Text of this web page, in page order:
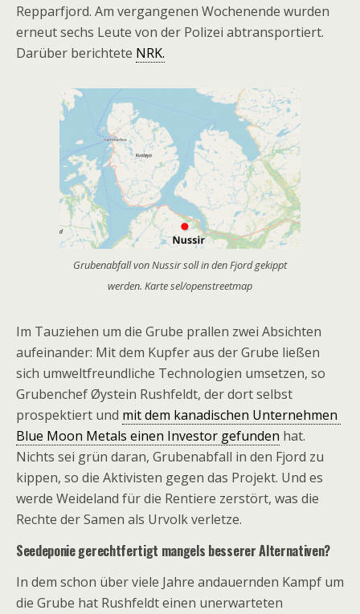
Repparfjord. Am vergangenen Wochenende wurden
erneut sechs Leute von der Polizei abtransportiert.
Darüber berichtete NRK.
Grubenabfall von Nussir soll in den Fjord gekippt
werden. Karte sel/openstreetmap
Im Tauziehen um die Grube prallen zwei Absichten
aufeinander: Mit dem Kupfer aus der Grube ließen
sich umweltfreundliche Technologien umsetzen, so
Grubenchef Øystein Rushfeldt, der dort selbst
prospektiert und mit dem kanadischen Unternehmen
Blue Moon Metals einen Investor gefunden hat.
Nichts sei grün daran, Grubenabfall in den Fjord zu
kippen, so die Aktivisten gegen das Projekt. Und es
werde Weideland für die Rentiere zerstört, was die
Rechte der Samen als Urvolk verletze.
Seedeponie gerechtfertigt mangels besserer Alternativen?
In dem schon über viele Jahre andauernden Kampf um
die Grube hat Rushfeldt einen unerwarteten